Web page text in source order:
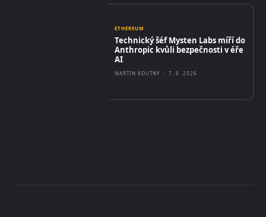
ETHEREUM
Technický šéf Mysten Labs míří do
Anthropic kvůli bezpečnosti v éře
AI
MARTIN KOUTNÝ - 7. 8. 2026